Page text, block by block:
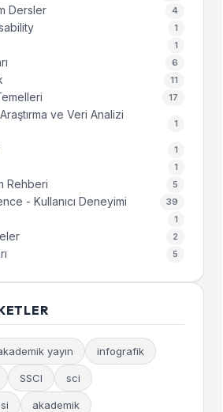
Dersler 4
1
1
6
11
17
ve Veri Analizi
1
1
1
Rehberi 5
- Kullanıcı Deneyimi 39
1
2
5
yayın infografik
SSCI sci
akademik